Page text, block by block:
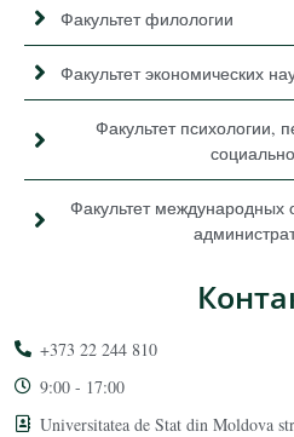
Факультет филологии
Факультет экономических
Факультет психологии,
Факультет международных
+373 22 244 810
9:00 - 17:00
Universitatea de Stat din Moldova